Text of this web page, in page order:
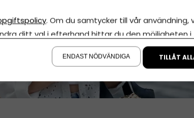
. Om du samtycker till vår användning,
ditt val i efterhand hittar du den möjligheten i
ENDAST NÖDVÄNDIGA TILLÅT